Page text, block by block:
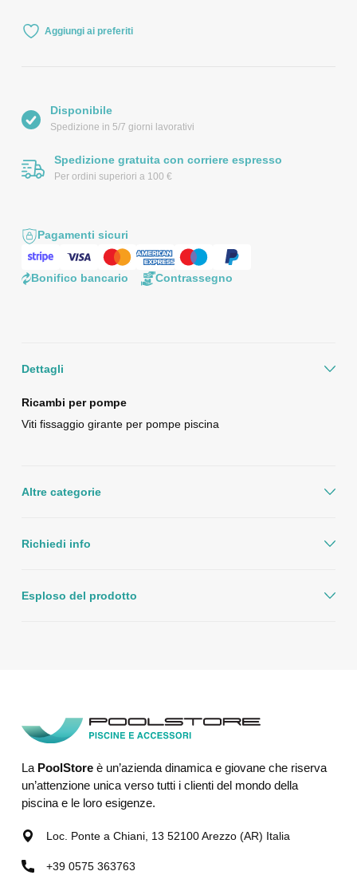
Aggiungi ai preferiti
Disponibile
Spedizione in 5/7 giorni lavorativi
Spedizione gratuita con corriere espresso
Per ordini superiori a 100 €
Pagamenti sicuri
Bonifico bancario Contrassegno
Dettagli
Ricambi per pompe
Viti fissaggio girante per pompe piscina
Altre categorie
Richiedi info
Esploso del prodotto
La PoolStoreè un’azienda dinamica e giovane che riserva
un’attenzione unica verso tutti i clienti del mondo della
piscina e le loro esigenze.
Loc. Ponte a Chiani, 13 52100 Arezzo (AR) Italia
+39 0575 363763